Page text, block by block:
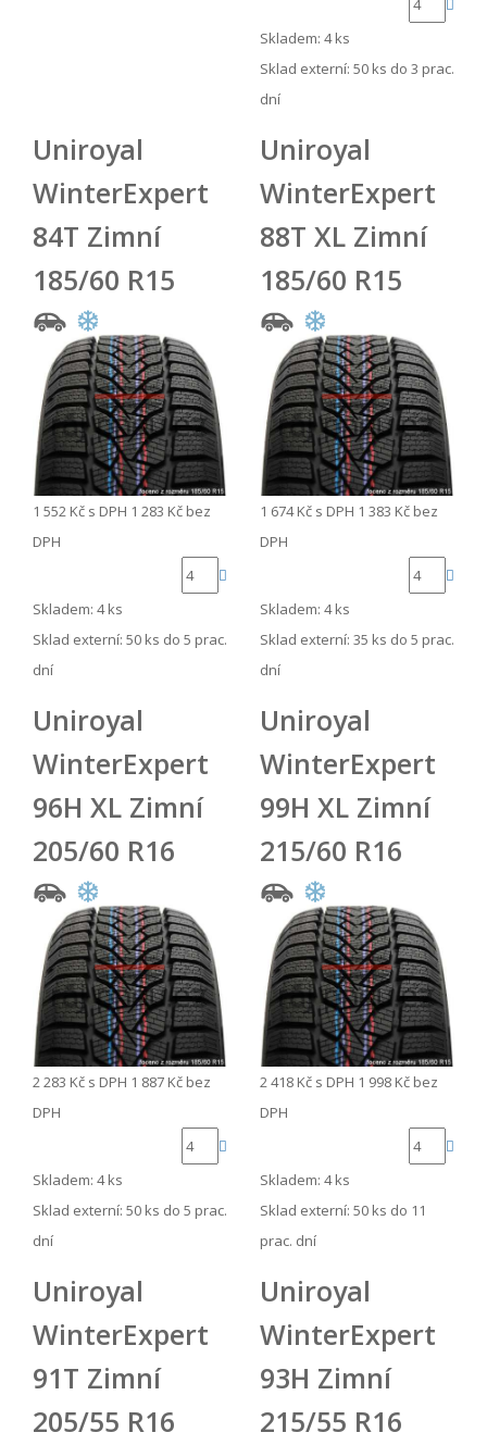
Skladem: 4 ks
Sklad externí: 50 ks do 3 prac.
dní
Uniroyal
WinterExpert
84T Zimní
185/60 R15
1 552 Kč s DPH 1 283 Kč bez
DPH
Skladem: 4 ks
Sklad externí: 50 ks do 5 prac.
dní
Uniroyal
WinterExpert
88T XL Zimní
185/60 R15
1 674 Kč s DPH 1 383 Kč bez
DPH
Skladem: 4 ks
Sklad externí: 35 ks do 5 prac.
dní
Uniroyal
WinterExpert
96H XL Zimní
205/60 R16
2 283 Kč s DPH 1 887 Kč bez
DPH
Skladem: 4 ks
Sklad externí: 50 ks do 5 prac.
dní
Uniroyal
WinterExpert
99H XL Zimní
215/60 R16
2 418 Kč s DPH 1 998 Kč bez
DPH
Skladem: 4 ks
Sklad externí: 50 ks do 11
prac. dní
Uniroyal
WinterExpert
91T Zimní
205/55 R16
Uniroyal
WinterExpert
93H Zimní
215/55 R16